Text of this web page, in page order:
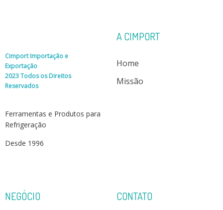
Cimport Importação e
Exportação
2023 Todos os Direitos
Reservados
Ferramentas e Produtos para
Refrigeração
Desde 1996
A CIMPORT
Home
Missão
NEGÓCIO CONTATO